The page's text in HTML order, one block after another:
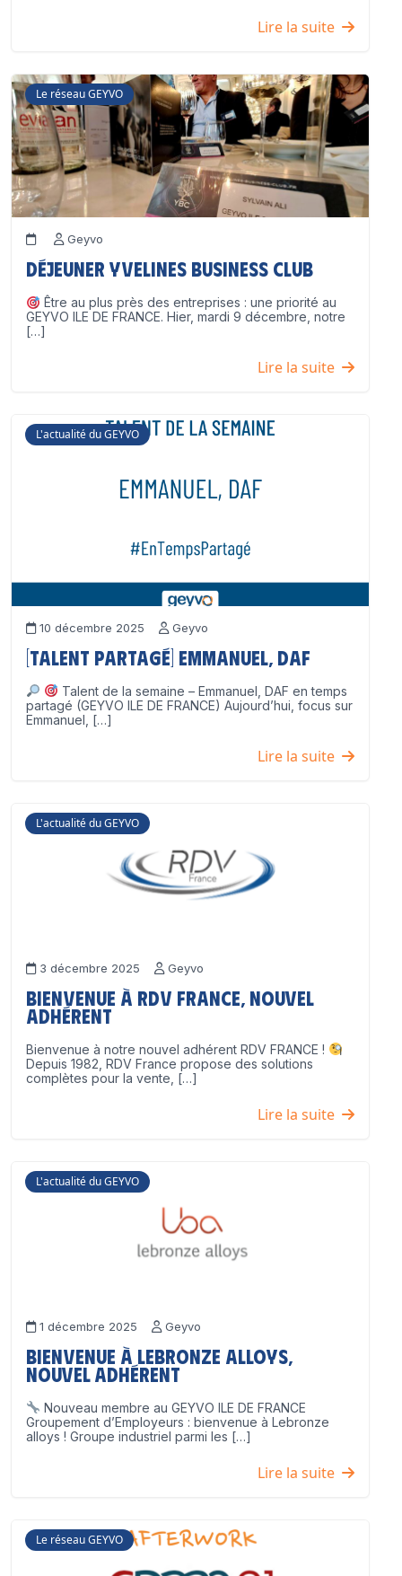
Lire la suite
Le réseau GEYVO
Geyvo
Déjeuner Yvelines Business Club
Être au plus près des entreprises : une priorité au
GEYVO ILE DE FRANCE. Hier, mardi 9 décembre, notre
[…]
Lire la suite
L'actualité du GEYVO
10 décembre 2025 Geyvo
[Talent partagé] Emmanuel, DAF
Talent de la semaine – Emmanuel, DAF en temps
partagé (GEYVO ILE DE FRANCE) Aujourd’hui, focus sur
Emmanuel, […]
Lire la suite
L'actualité du GEYVO
3 décembre 2025 Geyvo
Bienvenue à RDV France, nouvel
adhérent
Bienvenue à notre nouvel adhérent RDV FRANCE !
Depuis 1982, RDV France propose des solutions
complètes pour la vente, […]
Lire la suite
L'actualité du GEYVO
1 décembre 2025 Geyvo
Bienvenue à Lebronze Alloys,
nouvel adhérent
Nouveau membre au GEYVO ILE DE FRANCE
Groupement d’Employeurs : bienvenue à Lebronze
alloys ! Groupe industriel parmi les […]
Lire la suite
Le réseau GEYVO